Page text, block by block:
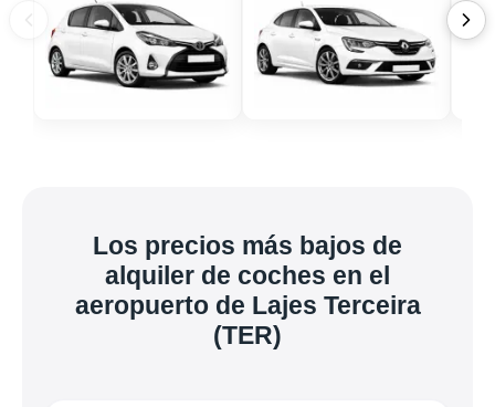
Los precios más bajos de
alquiler de coches en el
aeropuerto de Lajes Terceira
(TER)